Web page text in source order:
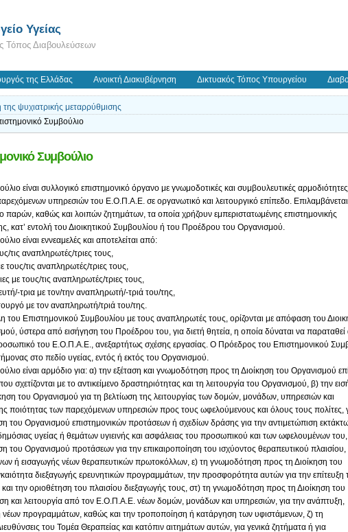
Υγείας
Τόπος Διαβουλεύσεων
της Ελλάδας Ανοικτή Διακυβέρνηση Δικτυακός Τόπος Υπουργείου
ψυχιατρικής μεταρρύθμισης
Συμβούλιο
Συμβούλιο
είναι συλλογικό επιστημονικό όργανο με γνωμοδοτικές και συμβουλευτικές
υπηρεσιών του Ε.Ο.Π.Α.Ε. σε οργανωτικό και λειτουργικό επίπεδο.
παρών, καθώς και λοιπών ζητημάτων, τα οποία χρήζουν εμπεριστατωμένης επιστημονικής
κατ’ εντολή του Διοικητικού Συμβουλίου ή του Προέδρου του Οργανισμού.
είναι εννεαμελές και αποτελείται από:
τις αναπληρωτές/τριες τους,
τις αναπληρωτές/τριες τους,
με τους/τις αναπληρωτές/τριες τους,
τρια με τον/την αναπληρωτή/-τριά του/της,
με τον αναπληρωτή/τριά του/της.
του Επιστημονικού Συμβουλίου με τους αναπληρωτές τους, ορίζονται με απόφαση του
ύστερα από εισήγηση του Προέδρου του, για διετή θητεία, η οποία δύναται να παραταθεί
του Ε.Ο.Π.Α.Ε., ανεξαρτήτως σχέσης εργασίας. Ο Πρόεδρος του Επιστημονικού
στο πεδίο υγείας, εντός ή εκτός του Οργανισμού.
είναι αρμόδιο για: α) την εξέταση και γνωμοδότηση προς τη Διοίκηση του Οργανισμού επί
σχετίζονται με το αντικείμενο δραστηριότητας και τη λειτουργία του Οργανισμού, β) την
του Οργανισμού για τη βελτίωση της λειτουργίας των δομών, μονάδων, υπηρεσιών και
ποιότητας των παρεχόμενων υπηρεσιών προς τους ωφελούμενους και όλους τους πολίτες,
του Οργανισμού επιστημονικών προτάσεων ή σχεδίων δράσης για την αντιμετώπιση
υγείας ή θεμάτων υγιεινής και ασφάλειας του προσωπικού και των ωφελουμένων
του Οργανισμού προτάσεων για την επικαιροποίηση του ισχύοντος θεραπευτικού
ή εισαγωγής νέων θεραπευτικών πρωτοκόλλων, ε) τη γνωμοδότηση προς τη Διοίκηση του
διεξαγωγής ερευνητικών προγραμμάτων, την προσφορότητα αυτών για την επίτευξη
την οριοθέτηση του πλαισίου διεξαγωγής τους, στ) τη γνωμοδότηση προς τη Διοίκηση του
και λειτουργία από τον Ε.Ο.Π.Α.Ε. νέων δομών, μονάδων και υπηρεσιών, για την ανάπτυξη,
προγραμμάτων, καθώς και την τροποποίηση ή κατάργηση των υφιστάμενων, ζ) τη
του Τομέα Θεραπείας και κατόπιν αιτημάτων αυτών, για γενικά ζητήματα ή για